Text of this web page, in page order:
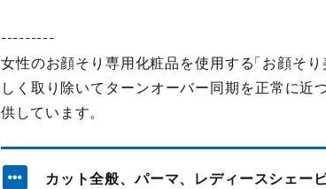
---------
女性のお顔そり専用化粧品を使用する「お顔そり
しく取り除いてターンオーバー同期を正常に近
供しています。
カット全般、パーマ、レディースシェー